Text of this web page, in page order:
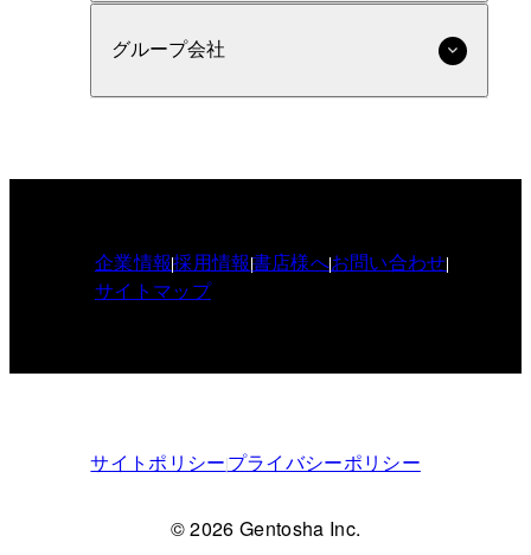
グループ会社
企業情報採用情報書店様へお問い合わせ
サイトマップ
サイトポリシープライバシーポリシー
© 2026 Gentosha Inc.